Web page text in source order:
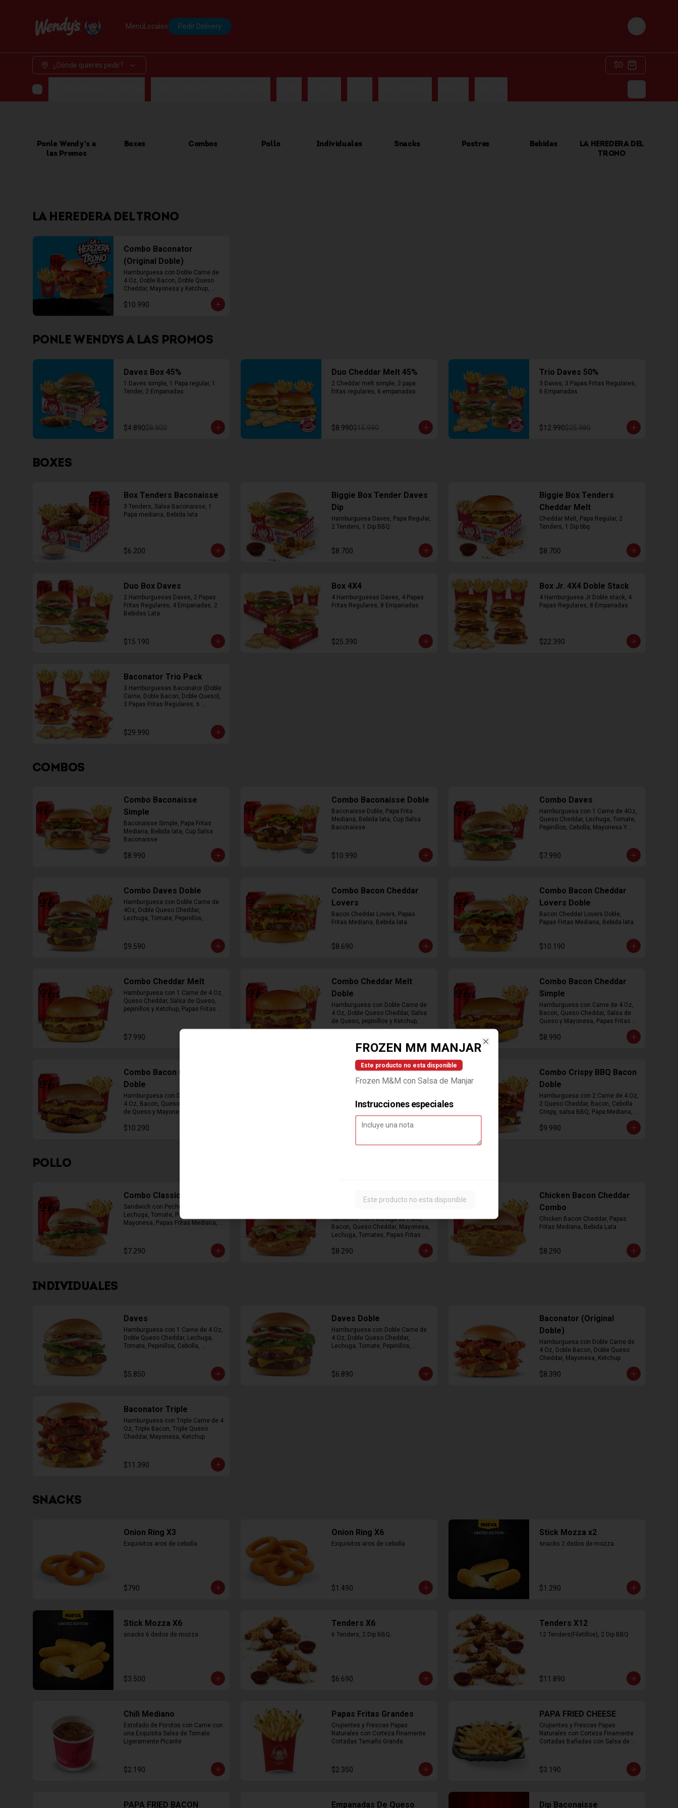
Menú Locales Pedir Delivery
Login
¿Dónde quieres pedir? $0
Ponle Wendy's a
las Promos
Boxes Combos Pollo Individuales Snacks Postres Bebidas
LA HEREDERA DEL
TRONO
LA HEREDERA DEL TRONO
Combo Baconator
(Original Doble)
Hamburguesa con Doble Carne de
4 Oz, Doble Bacon, Doble Queso
Cheddar, Mayonesa y Ketchup,
Papas Fritas Mediana, Bebida Lata
$10.990
PONLE WENDYS A LAS PROMOS
Daves Box 45%
1 Daves simple, 1 Papa regular, 1
Tender, 2 Empanadas
$4.890$8.900
Duo Cheddar Melt 45%
2 Cheddar melt simple, 2 papa
fritas regulares, 6 empanadas
$8.990$15.990
Trio Daves 50%
3 Daves, 3 Papas Fritas Regulares,
6 Empanadas
$12.990$25.980
BOXES
Box Tenders Baconaisse
3 Tenders, Salsa Baconaisse, 1
Papa mediana, Bebida lata
$6.200
Biggie Box Tender Daves
Dip
Hamburguesa Daves, Papa Regular,
2 Tenders, 1 Dip BBQ
$8.700
Biggie Box Tenders
Cheddar Melt
Cheddar Melt, Papa Regular, 2
Tenders, 1 Dip bbq
$8.700
Duo Box Daves
2 Hamburguesas Daves, 2 Papas
Fritas Regulares, 4 Empanadas, 2
Bebidas Lata.
$15.190
Box 4X4
4 Hamburguesas Daves, 4 Papas
Fritas Regulares, 8 Empanadas
$25.390
Box Jr. 4X4 Doble Stack
4 Hamburguesa Jr Doble stack, 4
Papas Regulares, 8 Empanadas
$22.390
Baconator Trio Pack
3 Hamburguesas Baconator (Doble
Carne, Doble Bacon, Doble Queso),
3 Papas Fritas Regulares, 6
$29.990
COMBOS
Combo Baconaisse
Simple
Baconaisse Simple, Papa Fritas
Mediana, Bebida lata, Cup Salsa
Baconaisse
$8.990
Combo Baconaisse Doble
Baconaisse Doble, Papa Frita
Mediana, Bebida lata, Cup Salsa
Baconaisse
$10.990
Combo Daves
Hamburguesa con 1 Carne de 4Oz,
Queso Cheddar, Lechuga, Tomate,
Pepinillos, Cebolla, Mayonesa Y
$7.990
Combo Daves Doble
Hamburguesa con Doble Carne de
4Oz, Doble Queso Cheddar,
Lechuga, Tomate, Pepinillos,
$9.590
Combo Bacon Cheddar
Lovers
Bacon Cheddar Lovers, Papas
Fritas Mediana, Bebida lata.
$8.690
Combo Bacon Cheddar
Lovers Doble
Bacon Cheddar Lovers Doble,
Papas Fritas Mediana, Bebida lata.
$10.190
Combo Cheddar Melt
Hamburguesa con 1 Carne de 4 Oz,
Queso Cheddar, Salsa de Queso,
pepinillos y Ketchup, Papas Fritas
$7.990
Combo Cheddar Melt
Doble
Hamburguesa con Doble Carne de
4 Oz, Doble Queso Cheddar, Salsa
de Queso, pepinillos y Ketchup,
Papas Fritas Mediana, Bebida Lata
Combo Bacon Cheddar
Simple
Hamburguesa con Carne de 4 Oz,
Bacon, Queso Cheddar, Salsa de
Queso y Mayonesa, Papas Fritas
$8.990
Combo Bacon Cheddar
Doble
Hamburguesa con Doble Carne de
4 Oz, Bacon, Queso Cheddar, Salsa
de Queso y Mayonesa, Papas Fritas
$10.290
Combo Crispy BBQ Bacon
Hamburguesa con 1 Carne de 4 Oz,
Crispy, Salsa BBQ, Papa Fritas
Mediana, Bebida en Lata
Combo Crispy BBQ Bacon
Doble
Hamburguesa con 2 Carne de 4 Oz,
2 Queso Cheddar, Bacon, Cebolla
Crispy, salsa BBQ, Papa Mediana,
$9.990
POLLO
Combo Classic Chicken
Sandwich con Pechuga Apanada,
Lechuga, Tomate, Pepinillos y
Mayonesa, Papas Fritas Mediana,
$7.290
Combo Classic Chicken
Sandwich con Pechuga de Pollo,
Bacon, Queso Cheddar, Mayonesa,
Lechuga, Tomates, Papas Fritas
$8.290
Chicken Bacon Cheddar
Combo
Chicken Bacon Cheddar, Papas
Fritas Mediana, Bebida Lata
$8.290
INDIVIDUALES
Daves
Hamburguesa con 1 Carne de 4 Oz,
Doble Queso Cheddar, Lechuga,
Tomate, Pepinillos, Cebolla,
$5.850
Daves Doble
Hamburguesa con Doble Carne de
4 Oz, Doble Queso Cheddar,
Lechuga, Tomate, Pepinillos,
$6.890
Baconator (Original
Doble)
Hamburguesa con Doble Carne de
4 Oz, Doble Bacon, Doble Queso
Cheddar, Mayonesa, Ketchup
$8.390
Baconator Triple
Hamburguesa con Triple Carne de 4
Oz, Triple Bacon, Triple Queso
Cheddar, Mayonesa, Ketchup
$11.390
SNACKS
Onion Ring X3
Exquisitos aros de cebolla
$790
Onion Ring X6
Exquisitos aros de cebolla
$1.490
Stick Mozza x2
snacks 2 dedos de mozza
$1.290
Stick Mozza X6
snacks 6 dedos de mozza
$3.500
Tenders X6
6 Tenders, 2 Dip BBQ..
$6.690
Tenders X12
12 Tenders(Filetillos), 2 Dip BBQ
$11.890
Chili Mediano
Estofado de Porotos con Carne con
una Exquisita Salsa de Tomate
Ligeramente Picante
$2.190
Papas Fritas Grandes
Crujientes y Frescas Papas
Naturales con Corteza Finamente
Cortadas Tamaño Grande.
$2.350
PAPA FRIED CHEESE
Crujientes y Frescas Papas
Naturales con Corteza Finamente
Cortadas Bañadas con Salsa de
$3.190
PAPA FRIED BACON Empanadas De Queso Dip Baconaisse
FROZEN MM MANJAR
Este producto no esta disponible
Frozen M&M con Salsa de Manjar
Instrucciones especiales
Este producto no esta disponible